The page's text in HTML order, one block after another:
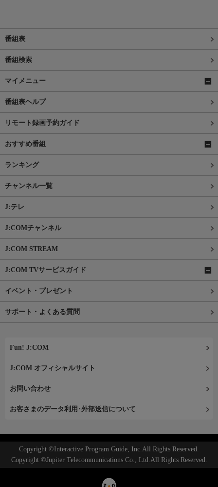
番組表
番組検索
マイメニュー
番組表ヘルプ
リモート録画予約ガイド
おすすめ番組
ランキング
チャンネル一覧
J:テレ
J:COMチャンネル
J:COM STREAM
J:COM TVサービスガイド
イベント・プレゼント
サポート・よくある質問
Fun! J:COM
J:COM オフィシャルサイト
お問い合わせ
お客さまのデータ利用･外部送信について
Copyright ©Interactive Program Guide, Inc.All Rights Reserved.
Copyright ©Jupiter Telecommunications Co., Ltd.All Rights Reserved.